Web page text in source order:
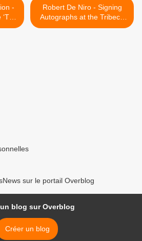
Robert De Niro - Signing
Autographs at the Tribeca
Film Festival in NYC >
sur le portail Overblog
blog sur Overblog
Créer un blog